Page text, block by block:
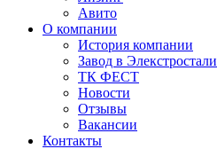
Авито
О компании
История компании
Завод в Элекстростали
ТК ФЕСТ
Новости
Отзывы
Вакансии
Контакты